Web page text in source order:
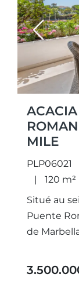
Previous
MILE
PLP06021
120
Situé au
Puente
de
art de vivre